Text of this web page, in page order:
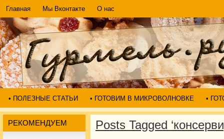
Главная Мы Вконтакте О нас
• ПОЛЕЗНЫЕ СТАТЬИ • ГОТОВИМ В МИКРОВОЛНОВКЕ •
РЕКОМЕНДУЕМ
Posts Tagged